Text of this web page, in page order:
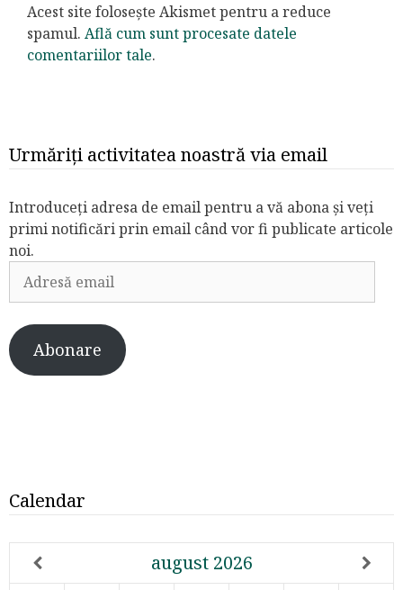
Acest site folosește Akismet pentru a reduce
spamul. Află cum sunt procesate datele
comentariilor tale.
Urmăriți activitatea noastră via email
Introduceți adresa de email pentru a vă abona și veți
primi notificări prin email când vor fi publicate articole
noi.
Adresă
email
Abonare
Calendar
august 2026